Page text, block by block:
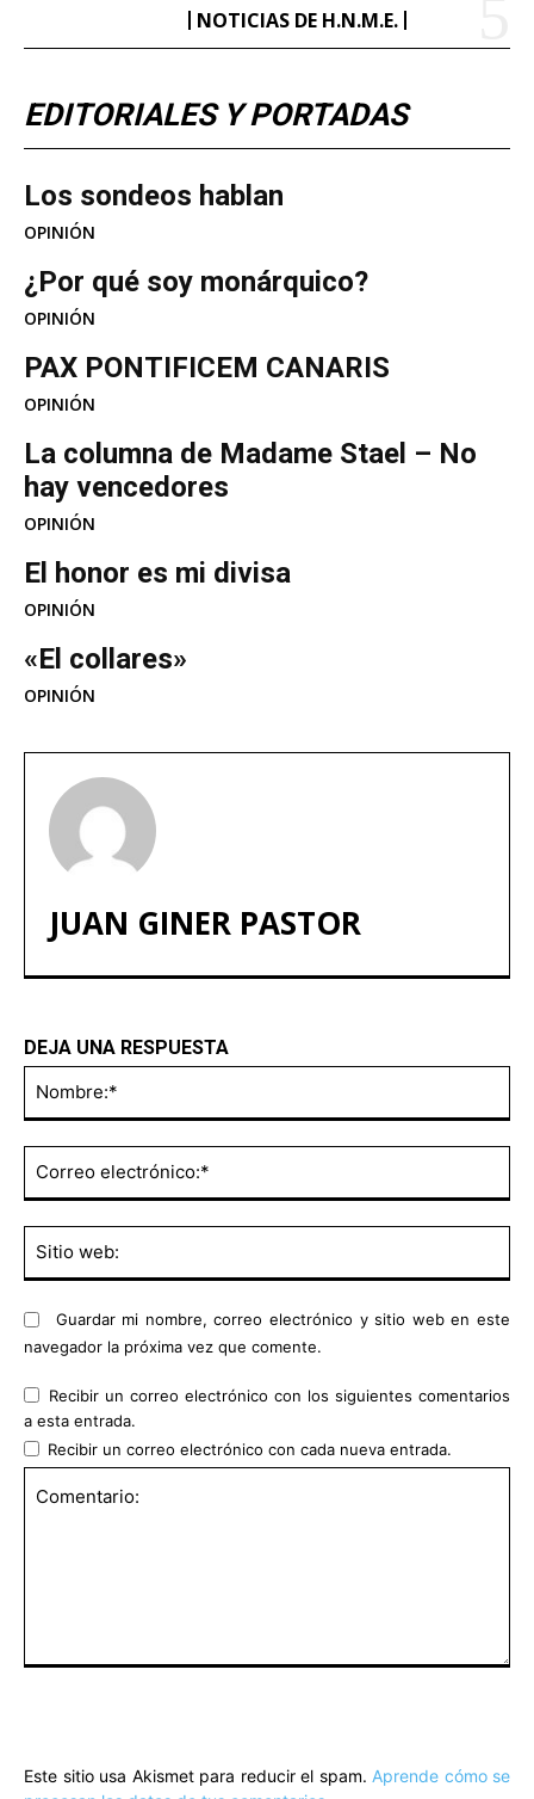
NOTICIAS DE H.N.M.E.
EDITORIALES Y PORTADAS
Los sondeos hablan
OPINIÓN
¿Por qué soy monárquico?
OPINIÓN
PAX PONTIFICEM CANARIS
OPINIÓN
La columna de Madame Stael – No
hay vencedores
OPINIÓN
El honor es mi divisa
OPINIÓN
«El collares»
OPINIÓN
JUAN GINER PASTOR
DEJA UNA RESPUESTA
Guardar mi nombre, correo electrónico y sitio web en este
navegador la próxima vez que comente.
Recibir un correo electrónico con los siguientes comentarios
a esta entrada.
Recibir un correo electrónico con cada nueva entrada.
Este sitio usa Akismet para reducir el spam. Aprende cómo se